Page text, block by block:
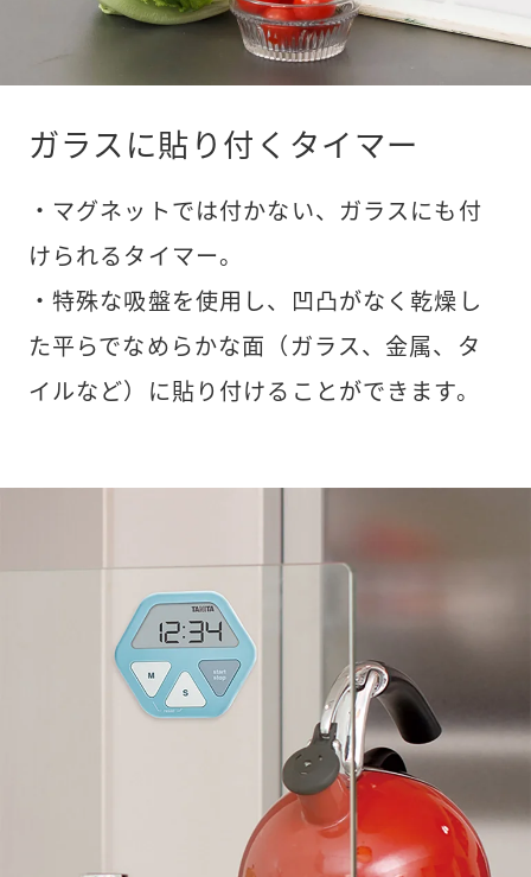
ガラスに貼り付くタイマー
・マグネットでは付かない、ガラスにも付
けられるタイマー。
・特殊な吸盤を使用し、凹凸がなく乾燥し
た平らでなめらかな面（ガラス、金属、タ
イルなど）に貼り付けることができます。